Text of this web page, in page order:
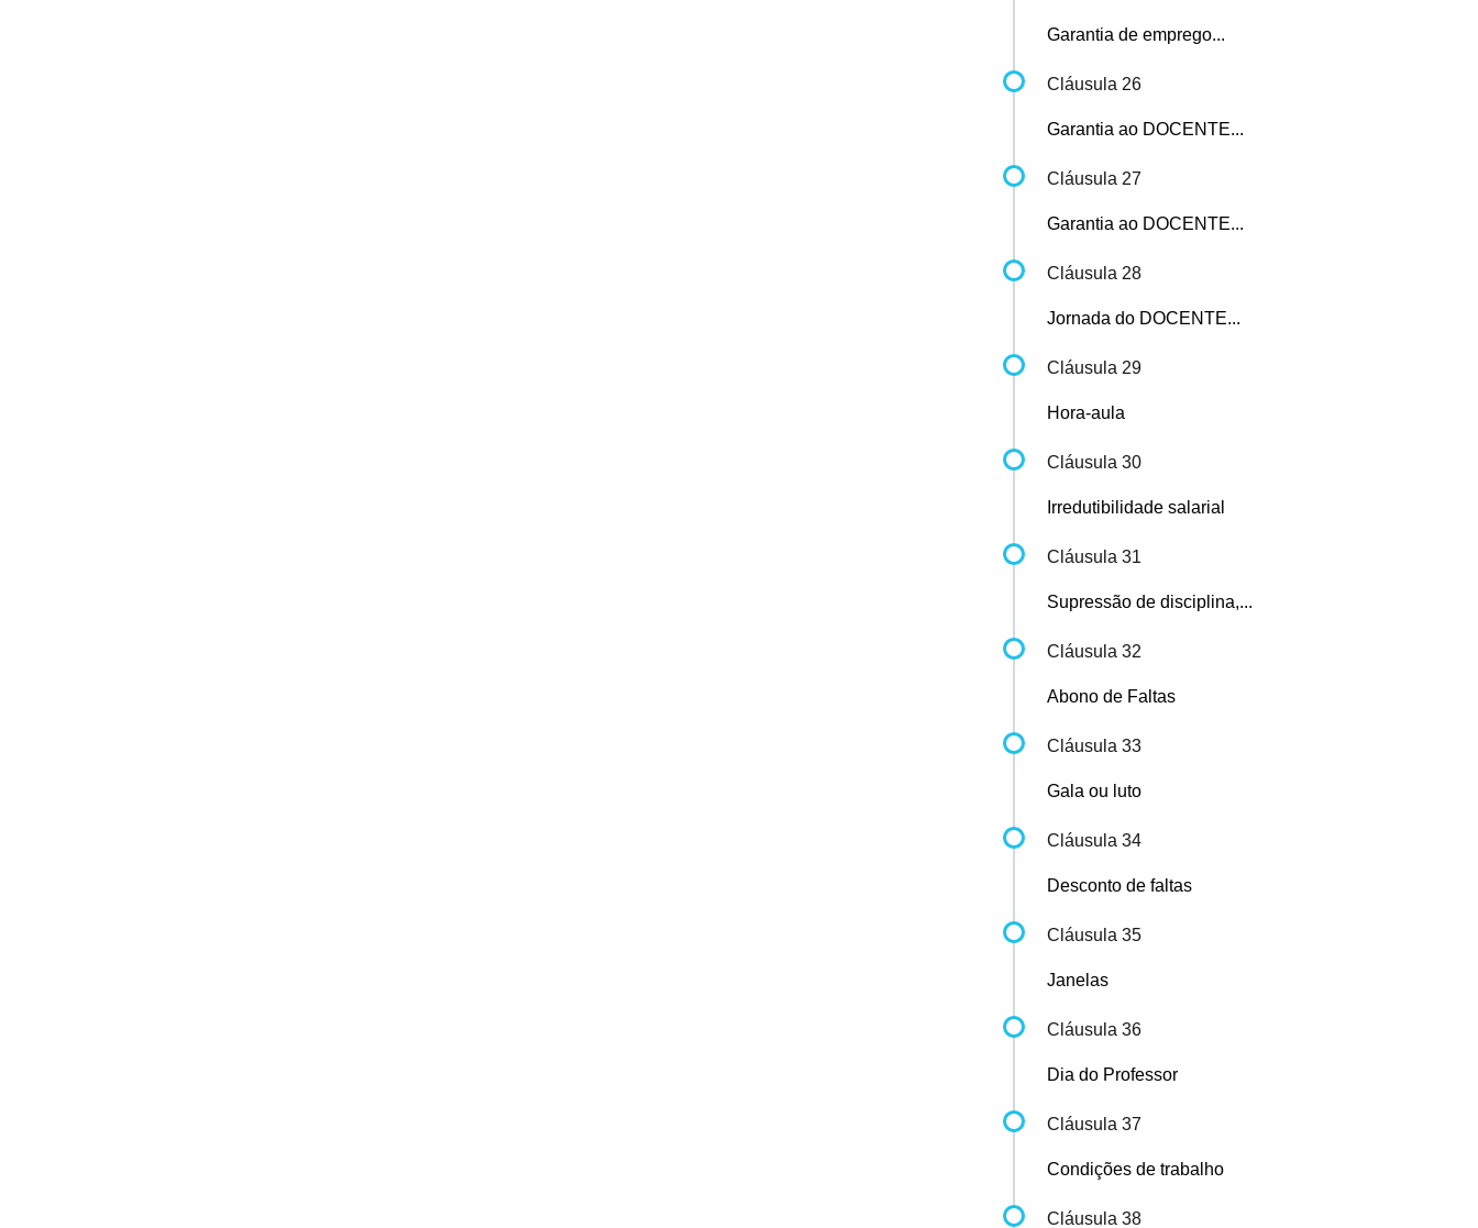
Garantia de emprego...
Cláusula 26
Garantia ao DOCENTE...
Cláusula 27
Garantia ao DOCENTE...
Cláusula 28
Jornada do DOCENTE...
Cláusula 29
Hora-aula
Cláusula 30
Irredutibilidade salarial
Cláusula 31
Supressão de disciplina,...
Cláusula 32
Abono de Faltas
Cláusula 33
Gala ou luto
Cláusula 34
Desconto de faltas
Cláusula 35
Janelas
Cláusula 36
Dia do Professor
Cláusula 37
Condições de trabalho
Cláusula 38